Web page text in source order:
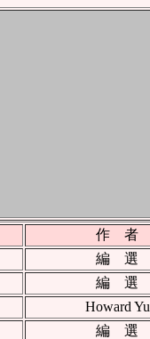
作 者
編 選
編 選
Howard Yu
編 選